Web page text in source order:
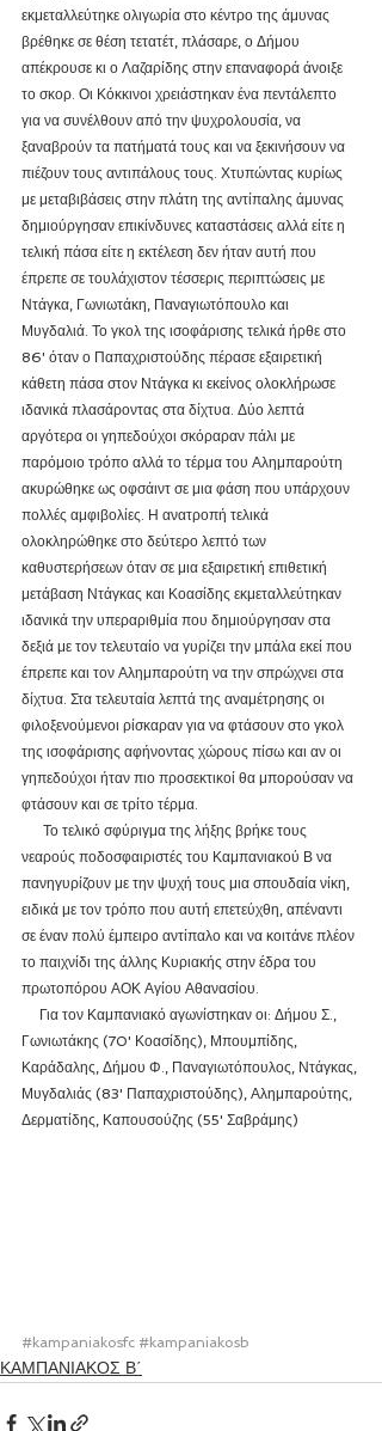
εκμεταλλεύτηκε ολιγωρία στο κέντρο της άμυνας
βρέθηκε σε θέση τετατέτ, πλάσαρε, ο Δήμου
απέκρουσε κι ο Λαζαρίδης στην επαναφορά άνοιξε
το σκορ. Οι Κόκκινοι χρειάστηκαν ένα πεντάλεπτο
για να συνέλθουν από την ψυχρολουσία, να
ξαναβρούν τα πατήματά τους και να ξεκινήσουν να
πιέζουν τους αντιπάλους τους. Χτυπώντας κυρίως
με μεταβιβάσεις στην πλάτη της αντίπαλης άμυνας
δημιούργησαν επικίνδυνες καταστάσεις αλλά είτε η
τελική πάσα είτε η εκτέλεση δεν ήταν αυτή που
έπρεπε σε τουλάχιστον τέσσερις περιπτώσεις με
Ντάγκα, Γωνιωτάκη, Παναγιωτόπουλο και
Μυγδαλιά. Το γκολ της ισοφάρισης τελικά ήρθε στο
86' όταν ο Παπαχριστούδης πέρασε εξαιρετική
κάθετη πάσα στον Ντάγκα κι εκείνος ολοκλήρωσε
ιδανικά πλασάροντας στα δίχτυα. Δύο λεπτά
αργότερα οι γηπεδούχοι σκόραραν πάλι με
παρόμοιο τρόπο αλλά το τέρμα του Αλημπαρούτη
ακυρώθηκε ως οφσάιντ σε μια φάση που υπάρχουν
πολλές αμφιβολίες. Η ανατροπή τελικά
ολοκληρώθηκε στο δεύτερο λεπτό των
καθυστερήσεων όταν σε μια εξαιρετική επιθετική
μετάβαση Ντάγκας και Κοασίδης εκμεταλλεύτηκαν
ιδανικά την υπεραριθμία που δημιούργησαν στα
δεξιά με τον τελευταίο να γυρίζει την μπάλα εκεί που
έπρεπε και τον Αλημπαρούτη να την σπρώχνει στα
δίχτυα. Στα τελευταία λεπτά της αναμέτρησης οι
φιλοξενούμενοι ρίσκαραν για να φτάσουν στο γκολ
της ισοφάρισης αφήνοντας χώρους πίσω και αν οι
γηπεδούχοι ήταν πιο προσεκτικοί θα μπορούσαν να
φτάσουν και σε τρίτο τέρμα.
νεαρούς ποδοσφαιριστές του Καμπανιακού Β να
πανηγυρίζουν με την ψυχή τους μια σπουδαία νίκη,
ειδικά με τον τρόπο που αυτή επετεύχθη, απέναντι
σε έναν πολύ έμπειρο αντίπαλο και να κοιτάνε πλέον
το παιχνίδι της άλλης Κυριακής στην έδρα του
πρωτοπόρου ΑΟΚ Αγίου Αθανασίου.
Γωνιωτάκης (70' Κοασίδης), Μπουμπίδης,
Καράδαλης, Δήμου Φ., Παναγιωτόπουλος, Ντάγκας,
Μυγδαλιάς (83' Παπαχριστούδης), Αλημπαρούτης,
Δερματίδης, Καπουσούζης (55' Σαβράμης)
#kampaniakosfc #kampaniakosb
ΚΑΜΠΑΝΙΑΚΟΣ Β΄